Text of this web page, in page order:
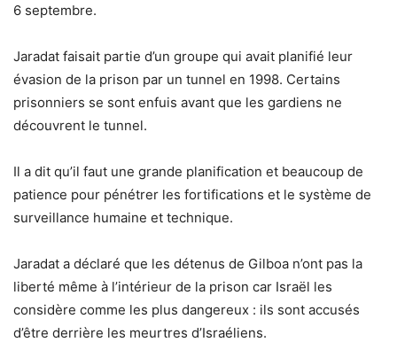
6 septembre.
Jaradat faisait partie d’un groupe qui avait planifié leur
évasion de la prison par un tunnel en 1998. Certains
prisonniers se sont enfuis avant que les gardiens ne
découvrent le tunnel.
Il a dit qu’il faut une grande planification et beaucoup de
patience pour pénétrer les fortifications et le système de
surveillance humaine et technique.
Jaradat a déclaré que les détenus de Gilboa n’ont pas la
liberté même à l’intérieur de la prison car Israël les
considère comme les plus dangereux : ils sont accusés
d’être derrière les meurtres d’Israéliens.